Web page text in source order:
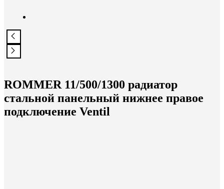
ROMMER 11/500/1300 радиатор
стальной панельный нижнее правое
подключение Ventil